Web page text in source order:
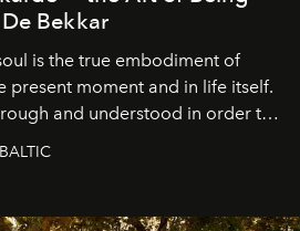
Bekkar
is the true embodiment of
present moment and in life itself.
and understood in order to
not everyone understands
for beneath countless irresistible